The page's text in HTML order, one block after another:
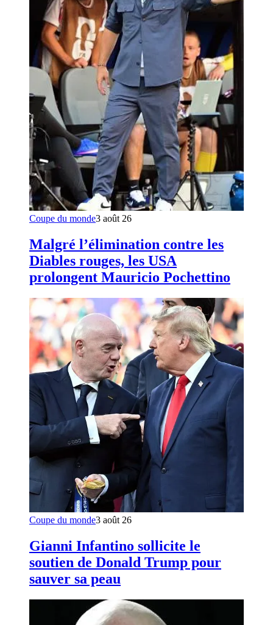
Coupe du monde3 août 26
Malgré l’élimination contre les
Diables rouges, les USA
prolongent Mauricio Pochettino
Coupe du monde3 août 26
Gianni Infantino sollicite le
soutien de Donald Trump pour
sauver sa peau